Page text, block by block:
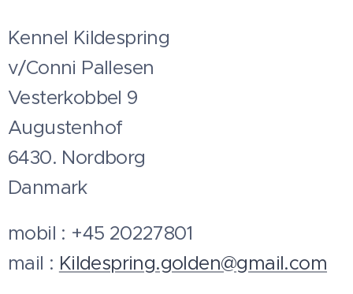
Kennel Kildespring
v/Conni Pallesen
Vesterkobbel 9
Augustenhof
6430. Nordborg
Danmark
mobil : +45 20227801
mail : Kildespring.golden@gmail.com